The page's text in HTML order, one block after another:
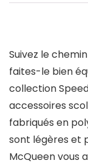
Suivez le
faites-le bien
collection
accessoires
fabriqués en
sont légères et
McQueen vous